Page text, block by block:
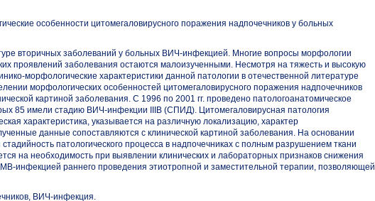
особенности цитомегаловирусного поражения надпочечников у больных
вторичных заболеваний у больных ВИЧ-инфекцией. Многие вопросы морфологии
проявлений заболевания остаются малоизученными. Несмотря на тяжесть и высокую
морфологические характеристики данной патологии в отечественной литературе
морфологических особенностей цитомегаловирусного поражения надпочечников
картиной заболевания. С 1996 по 2001 гг. проведено патологоанатомическое
85 имели стадию ВИЧ-инфекции IIIВ (СПИД). Цитомегаловирусная патология
характеристика, указывается на различную локализацию, характер
данные сопоставляются с клинической картиной заболевания. На основании
патологического процесса в надпочечниках с полным разрушением ткани
на необходимость при выявлении клинических и лабораторных признаков снижения
инфекцией раннего проведения этиотропной и заместительной терапии, позволяющей
ВИЧ-инфекция.